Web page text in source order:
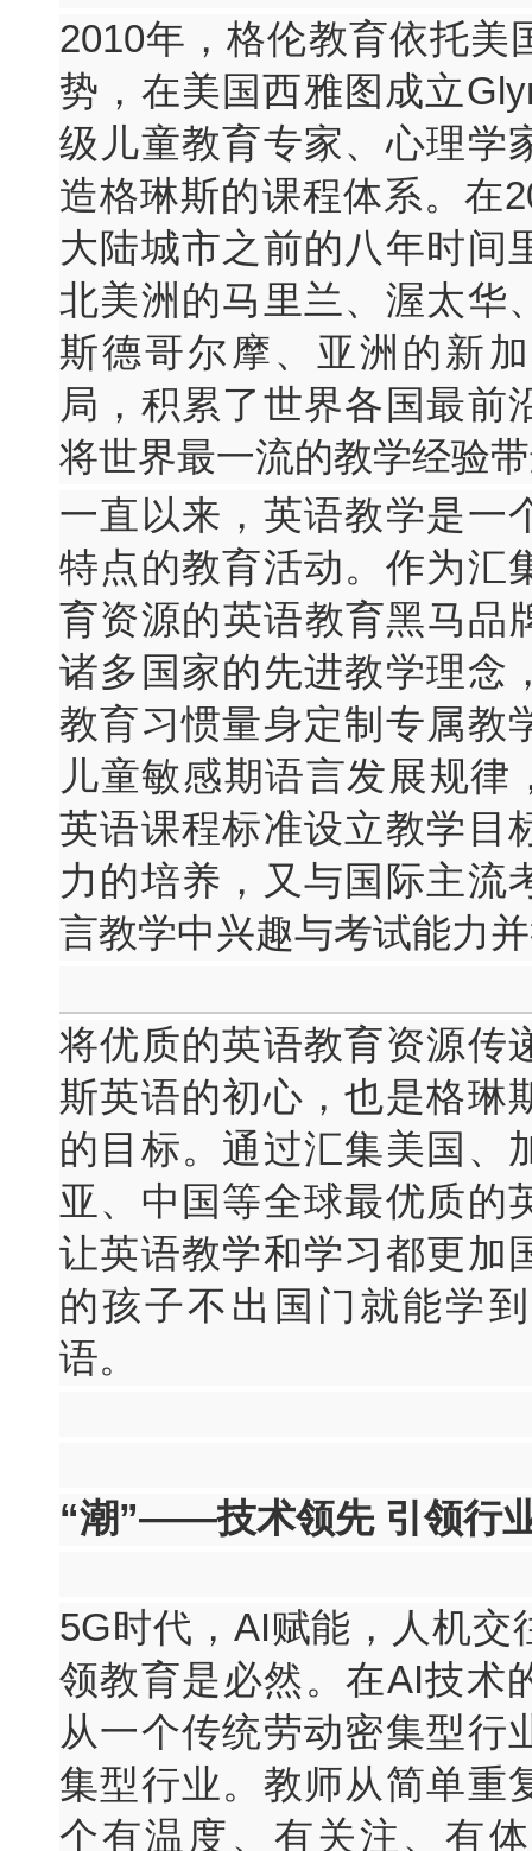
2010年，格伦教育依托美
势，在美国西雅图成立
级儿童教育专家、心理学
造格琳斯的课程体系。在
大陆城市之前的八年时间
北美洲的马里兰、渥太华
斯德哥尔摩、亚洲的新
局，积累了世界各国最前
将世界最一流的教学经验
一直以来，英语教学是一
特点的教育活动。作为汇
育资源的英语教育黑马
诸多国家的先进教学理念
教育习惯量身定制专属教
儿童敏感期语言发展规律
英语课程标准设立教学目
力的培养，又与国际主流
言教学中兴趣与考试能力
将优质的英语教育资源传
斯英语的初心，也是格琳
的目标。通过汇集美国、
亚、中国等全球最优质的
让英语教学和学习都更加
的孩子不出国门就能学
语。
“潮”——技术领先 引领行
5G时代，AI赋能，人机交
领教育是必然。在AI技术
从一个传统劳动密集型行
集型行业。教师从简单重
个有温度、有关注、有